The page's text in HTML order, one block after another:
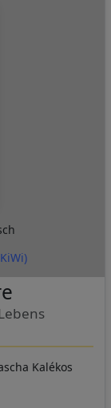
Kalékos